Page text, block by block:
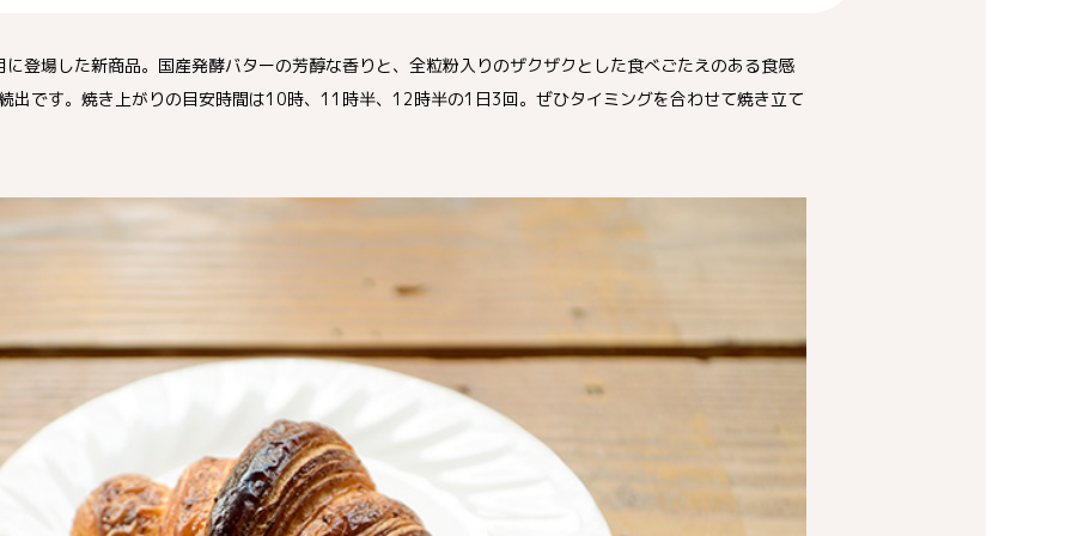
登場した新商品。国産発酵バターの芳醇な香りと、全粒粉入りのザクザクとした食べごたえのある食感
出です。焼き上がりの目安時間は10時、11時半、12時半の1日3回。ぜひタイミングを合わせて焼き立て